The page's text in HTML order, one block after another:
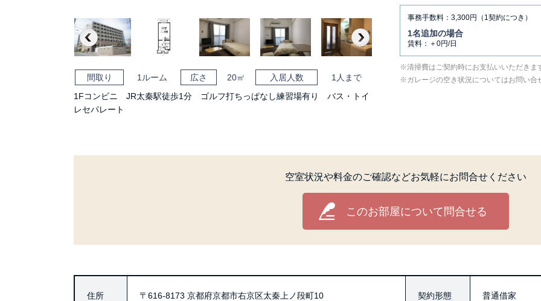
Previous Next
間取り 1ルーム 広さ 20㎡ 入居人数
1人まで
1Fコンビニ JR太秦駅徒歩1分 ゴルフ打ちっぱなし練習場有り バス・トイ
レセパレート
事務手数料：3,300円（1契約につき）
1名追加の場合
賃料：＋0円/日
清掃費はご契約時にお支払いいただきま
ガレージの空き状況についてはお問い合
空室状況や料金のご確認などお気軽にお問合せください
このお部屋について問合せる
住所 〒616-8173 京都府京都市右京区太秦上ノ段町10 契約形態 普通借家